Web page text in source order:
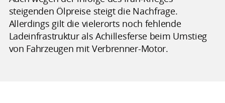
steigenden Ölpreise steigt die Nachfrage.
Allerdings gilt die vielerorts noch fehlende
Ladeinfrastruktur als Achillesferse beim Umstieg
von Fahrzeugen mit Verbrenner-Motor.